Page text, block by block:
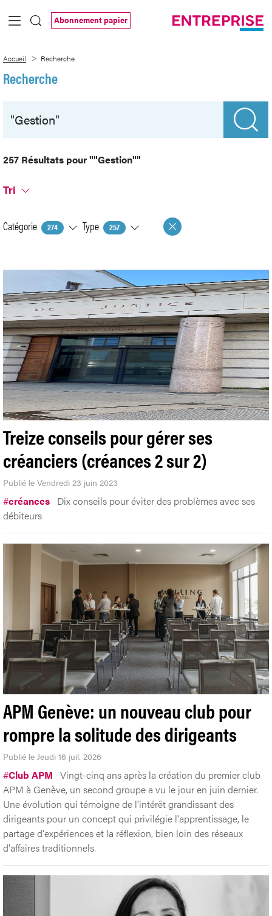
Saut au contenu principal
Abonnement papier
Accueil Recherche
Recherche
257 Résultats pour""Gestion""
Tri
Catégorie 274 Type 257
Treize conseils pour gérer ses
créanciers (créances 2 sur 2)
Publié le Vendredi 23 juin 2023
#créances Dix conseils pour éviter des problèmes avec ses
débiteurs
APM Genève: un nouveau club pour
rompre la solitude des dirigeants
Publié le Jeudi 16 juil. 2026
#Club APM Vingt-cinq ans après la création du premier club
APM à Genève, un second groupe a vu le jour en juin dernier.
Une évolution qui témoigne de l'intérêt grandissant des
dirigeants pour un concept qui privilégie l'apprentissage, le
partage d'expériences et la réflexion, bien loin des réseaux
d'affaires traditionnels.